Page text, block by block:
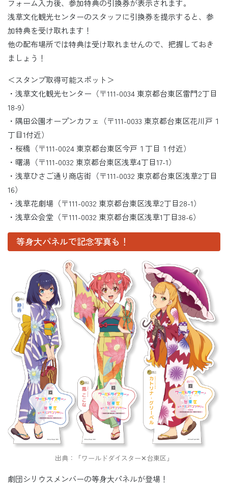
フォーム入力後、参加特典の引換券が表示されます。
浅草文化観光センターのスタッフに引換券を提示すると、参
加特典を受け取れます！
他の配布場所では特典は受け取れませんので、把握しておき
ましょう！
＜スタンプ取得可能スポット＞
・浅草文化観光センター（〒111-0034 東京都台東区雷門2丁目
18-9）
・隅田公園オープンカフェ（〒111-0033 東京都台東区花川戸１
丁目1付近）
・桜橋（〒111-0024 東京都台東区今戸１丁目１付近）
・曙湯（〒111-0032 東京都台東区浅草4丁目17-1）
・浅草ひさご通り商店街（〒111-0032 東京都台東区浅草2丁目
16）
・浅草花劇場（〒111-0032 東京都台東区浅草2丁目28-1）
・浅草公会堂（〒111-0032 東京都台東区浅草1丁目38-6）
等身大パネルで記念写真も！
出典：「ワールドダイスター✕台東区」
劇団シリウスメンバーの等身大パネルが登場！